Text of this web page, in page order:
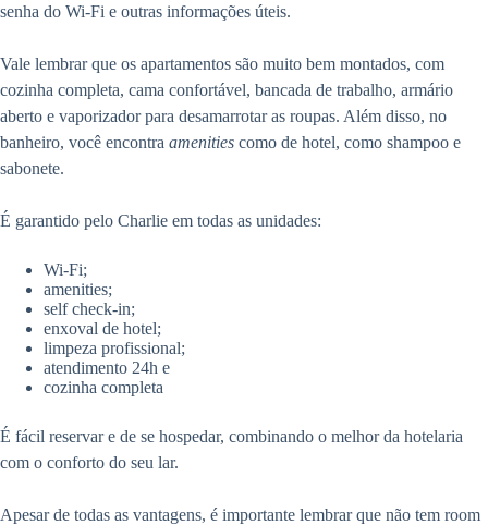
senha do Wi-Fi e outras informações úteis.
Vale lembrar que os apartamentos são muito bem montados, com
cozinha completa, cama confortável, bancada de trabalho, armário
aberto e vaporizador para desamarrotar as roupas. Além disso, no
banheiro, você encontra amenities como de hotel, como shampoo e
sabonete.
É garantido pelo Charlie em todas as unidades:
Wi-Fi;
amenities;
self check-in;
enxoval de hotel;
limpeza profissional;
atendimento 24h e
cozinha completa
É fácil reservar e de se hospedar, combinando o melhor da hotelaria
com o conforto do seu lar.
Apesar de todas as vantagens, é importante lembrar que não tem room